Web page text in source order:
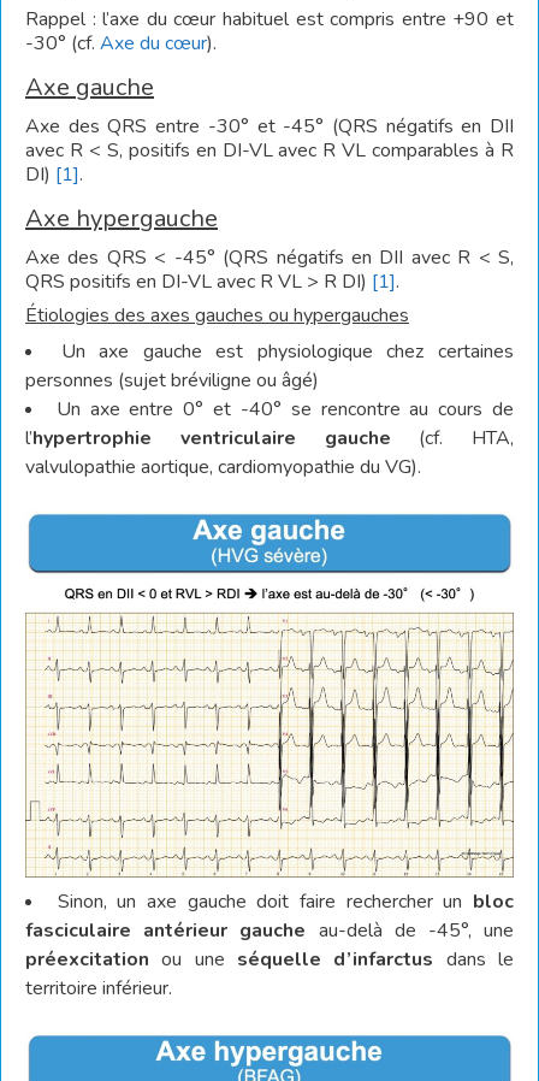
Rappel : l’axe du cœur habituel est compris entre +90 et
-30° (cf. Axe du cœur).
Axe gauche
Axe des QRS entre -30° et -45° (QRS négatifs en DII
avec R < S, positifs en DI-VL avec R VL comparables à R
DI) [1].
Axe hypergauche
Axe des QRS < -45° (QRS négatifs en DII avec R < S,
QRS positifs en DI-VL avec R VL > R DI) [1].
Étiologies des axes gauches ou hypergauches
Un axe gauche est physiologique chez certaines
personnes (sujet bréviligne ou âgé)
Un axe entre 0° et -40° se rencontre au cours de
l’hypertrophie ventriculaire gauche (cf. HTA,
valvulopathie aortique, cardiomyopathie du VG).
Sinon, un axe gauche doit faire rechercher un bloc
fasciculaire antérieur gauche au-delà de -45°, une
préexcitation ou une séquelle d’infarctus dans le
territoire inférieur.